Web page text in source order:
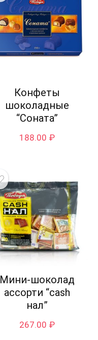
Конфеты
шоколадные
“Соната”
188.00 ₽
Мини-шоколад
ассорти “cash
нал”
267.00 ₽